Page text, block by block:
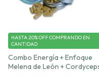
Combo Energía + Enfoque
Melena de León +
HASTA 20% OFFCOMPRANDO EN
CANTIDAD